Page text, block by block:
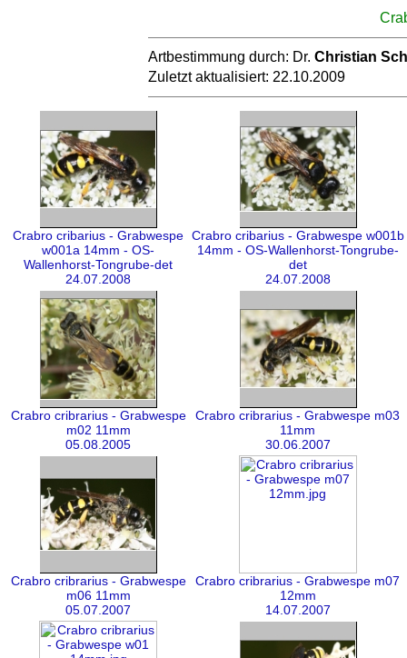
Artbestimmung durch: Dr. Christian
Zuletzt aktualisiert: 22.10.2009
Crabro cribarius - Grabwespe
w001a 14mm - OS-
Wallenhorst-Tongrube-det
24.07.2008
Crabro cribarius - Grabwespe w001b
14mm - OS-Wallenhorst-Tongrube-
det
24.07.2008
Crabro cribrarius - Grabwespe
m02 11mm
05.08.2005
Crabro cribrarius - Grabwespe m03
11mm
30.06.2007
Crabro cribrarius - Grabwespe
m06 11mm
05.07.2007
Crabro cribrarius - Grabwespe m07
12mm
14.07.2007